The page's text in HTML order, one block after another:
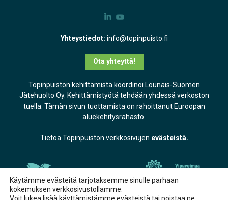
Yhteystiedot: info@topinpuisto.fi
Ota yhteyttä!
Topinpuiston kehittämistä koordinoi Lounais-Suomen
Jätehuolto Oy. Kehittämistyötä tehdään yhdessä verkoston
tuella. Tämän sivun tuottamista on rahoittanut Euroopan
aluekehitysrahasto.
Tietoa Topinpuiston verkkosivujen evästeistä.
Käytämme evästeitä tarjotaksemme sinulle parhaan
kokemuksen verkkosivustollamme.